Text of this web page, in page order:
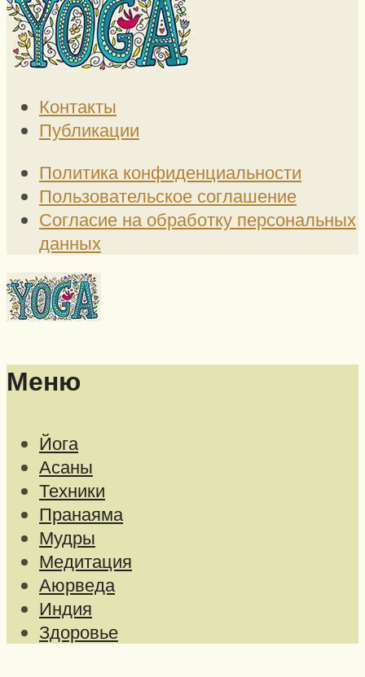
Контакты
Публикации
Политика конфиденциальности
Пользовательское соглашение
Согласие на обработку персональных
данных
Меню
Йога
Асаны
Техники
Пранаяма
Мудры
Медитация
Аюрведа
Индия
Здоровье